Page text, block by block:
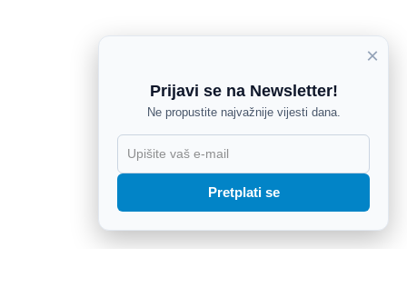
×
Prijavi se na Newsletter!
Ne propustite najvažnije vijesti dana.
Pretplati se